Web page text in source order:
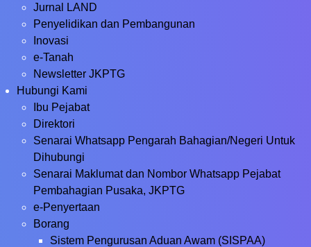
Jurnal LAND
Penyelidikan dan Pembangunan
Inovasi
e-Tanah
Newsletter JKPTG
Hubungi Kami
Ibu Pejabat
Direktori
Senarai Whatsapp Pengarah Bahagian/Negeri Untuk
Dihubungi
Senarai Maklumat dan Nombor Whatsapp Pejabat
Pembahagian Pusaka, JKPTG
e-Penyertaan
Borang
Sistem Pengurusan Aduan Awam (SISPAA)